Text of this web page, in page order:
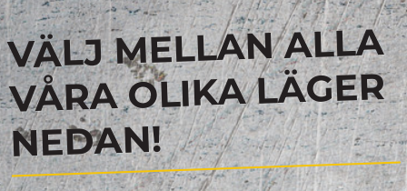
VÄLJ MELLAN ALLA
VÅRA OLIKA LÄGER
NEDAN!